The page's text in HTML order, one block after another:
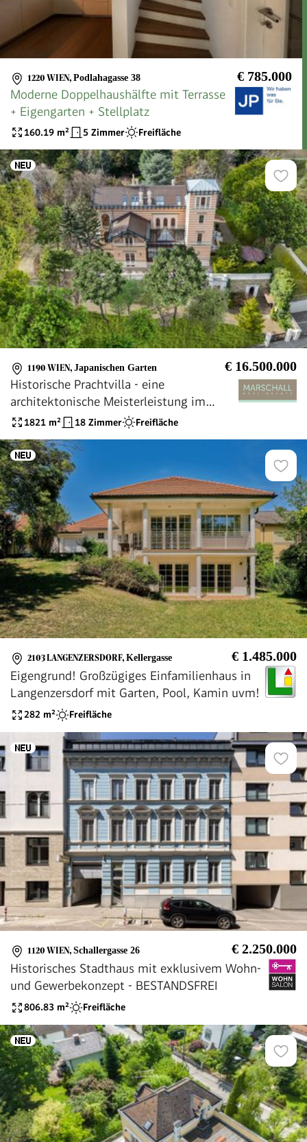
1220 WIEN, Podlahagasse 38 € 785.000
Moderne Doppelhaushälfte mit Terrasse
+ Eigengarten + Stellplatz
160.19 m² 5 Zimmer Freifläche
1190 WIEN, Japanischen Garten € 16.500.000
Historische Prachtvilla - eine
architektonische Meisterleistung im
Herzen des 19. Bezirks
1821 m² 18 Zimmer Freifläche
2103 LANGENZERSDORF, Kellergasse € 1.485.000
Eigengrund! Großzügiges Einfamilienhaus in
Langenzersdorf mit Garten, Pool, Kamin uvm!
282 m² Freifläche
1120 WIEN, Schallergasse 26 € 2.250.000
Historisches Stadthaus mit exklusivem Wohn-
und Gewerbekonzept - BESTANDSFREI
806.83 m² Freifläche